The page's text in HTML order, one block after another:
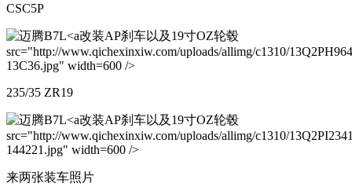
CSC5P
改装AP刹车以及19寸OZ轮毂
src="http://www.qichexinxiw.com/uploads/allimg/c1310/
13C36.jpg" width=600 />
235/35 ZR19
改装AP刹车以及19寸OZ轮毂
src="http://www.qichexinxiw.com/uploads/allimg/c1310/
144221.jpg" width=600 />
来两张装车照片